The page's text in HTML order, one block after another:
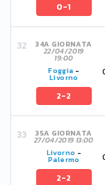
0-1
34A GIORNATA
22/04/2019
19:00
Foggia -
Livorno
2-2
35A GIORNATA
27/04/2019 13:00
Livorno -
Palermo
2-2